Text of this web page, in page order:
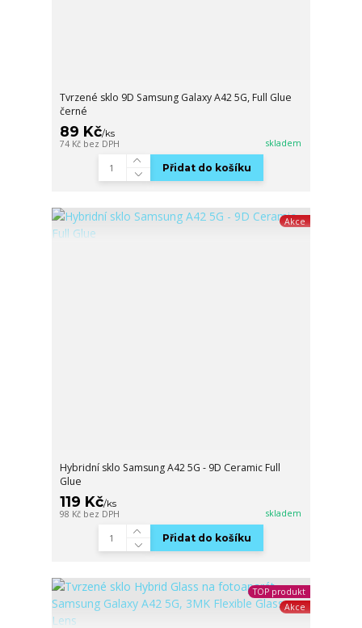
Tvrzené sklo 9D Samsung Galaxy A42 5G, Full Glue
černé
89 Kč/ks
74 Kč bez DPH skladem
Přidat do košíku
Akce
Hybridní sklo Samsung A42 5G - 9D Ceramic Full
Glue
119 Kč/ks
98 Kč bez DPH skladem
Přidat do košíku
TOP produkt
Akce